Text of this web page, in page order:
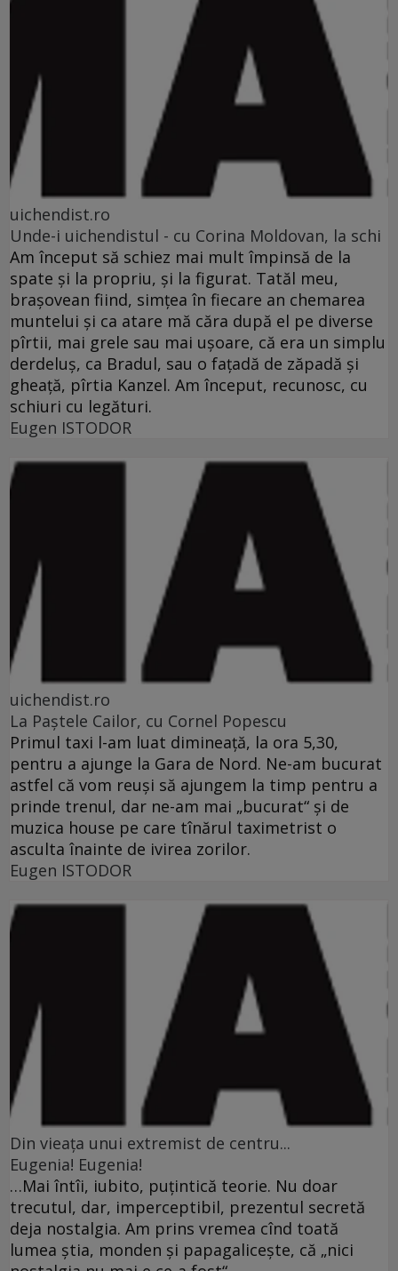
uichendist.ro
Unde-i uichendistul - cu Corina Moldovan, la schi
Am început să schiez mai mult împinsă de la
spate şi la propriu, şi la figurat. Tatăl meu,
braşovean fiind, simţea în fiecare an chemarea
muntelui şi ca atare mă căra după el pe diverse
pîrtii, mai grele sau mai uşoare, că era un simplu
derdeluş, ca Bradul, sau o faţadă de zăpadă şi
gheaţă, pîrtia Kanzel. Am început, recunosc, cu
schiuri cu legături.
Eugen ISTODOR
uichendist.ro
La Paştele Cailor, cu Cornel Popescu
Primul taxi l-am luat dimineaţă, la ora 5,30,
pentru a ajunge la Gara de Nord. Ne-am bucurat
astfel că vom reuşi să ajungem la timp pentru a
prinde trenul, dar ne-am mai „bucurat“ şi de
muzica house pe care tînărul taximetrist o
asculta înainte de ivirea zorilor.
Eugen ISTODOR
Din vieaţa unui extremist de centru...
Eugenia! Eugenia!
…Mai întîi, iubito, puţintică teorie. Nu doar
trecutul, dar, imperceptibil, prezentul secretă
deja nostalgia. Am prins vremea cînd toată
lumea ştia, monden şi papagaliceşte, că „nici